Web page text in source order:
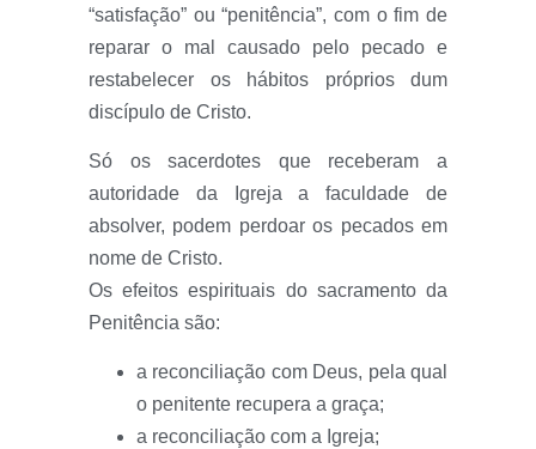
“satisfação” ou “penitência”, com o fim de
reparar o mal causado pelo pecado e
restabelecer os hábitos próprios dum
discípulo de Cristo.
Só os sacerdotes que receberam a
autoridade da Igreja a faculdade de
absolver, podem perdoar os pecados em
nome de Cristo.
Os efeitos espirituais do sacramento da
Penitência são:
a reconciliação com Deus, pela qual
o penitente recupera a graça;
a reconciliação com a Igreja;